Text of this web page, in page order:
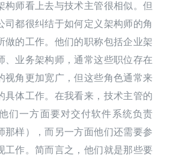
构师看上去与技术主管很相似。但
司都很纠结于如何定义架构师的角
做的工作。他们的职称包括企业架
、业务架构师，通常这些职位存在
视角更加宽广，但这些角色通常来
具体工作。在我看来，技术主管的
们一方面要对交付软件系统负责
那样），而另一方面他们还需要参
工作。简而言之，他们就是那些要